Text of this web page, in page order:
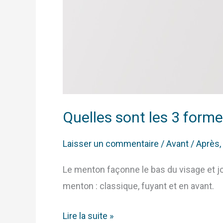
Quelles sont les 3
Laisser un commentaire /Avant / Après,
Le menton façonne le bas du visage et
menton : classique, fuyant et en avant.
Lire la suite »